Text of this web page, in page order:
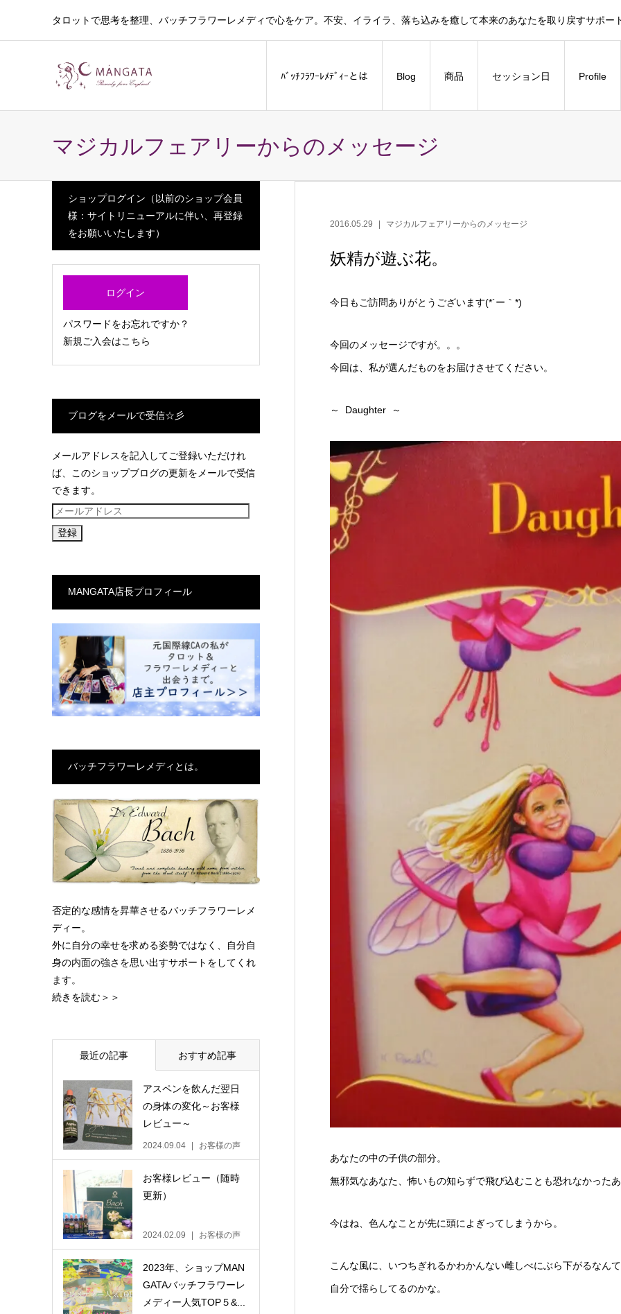
タロットで思考を整理、バッチフラワーレメディで心をケア。不安、イライラ、落ち込みを癒して本来のあなたを取り戻すサポー
ﾊﾞｯﾁﾌﾗﾜｰﾚﾒﾃﾞｨｰとは Blog 商品 セッション日 Profile
マジカルフェアリーからのメッセージ
2016.05.29 マジカルフェアリーからのメッセージ
妖精が遊ぶ花。
今日もご訪問ありがとうございます(*´ー｀*)
今回のメッセージですが。。。
今回は、私が選んだものをお届けさせてください。
～ Daughter ～
あなたの中の子供の部分。
無邪気なあなた、怖いもの知らずで飛び込むことも恐れなかった
今はね、色んなことが先に頭によぎってしまうから。
こんな風に、いつちぎれるかわかんない雌しべにぶら下がるなん
自分で揺らしてるのかな。
ショップログイン（以前のショップ会員
様：サイトリニューアルに伴い、再登録
をお願いいたします）
ログイン
パスワードをお忘れですか？
新規ご入会はこちら
ブログをメールで受信☆彡
メールアドレスを記入してご登録いただけれ
ば、このショップブログの更新をメールで受信
できます。
メ
ー
MANGATA店長プロフィール
バッチフラワーレメディとは。
否定的な感情を昇華させるバッチフラワーレメ
ディー。
外に自分の幸せを求める姿勢ではなく、自分自
身の内面の強さを思い出すサポートをしてくれ
ます。
続きを読む＞＞
最近の記事 おすすめ記事
アスペンを飲んだ翌日
の身体の変化～お客様
レビュー～
2024.09.04 お客様の声
お客様レビュー（随時
更新）
2024.02.09 お客様の声
2023年、ショップMAN
GATAバッチフラワーレ
メディー人気TOP５&...